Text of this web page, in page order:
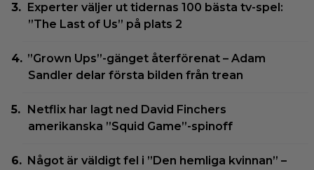
Experter väljer ut tidernas 100 bästa tv-spel:
”The Last of Us” på plats 2
”Grown Ups”-gänget återförenat – Adam
Sandler delar första bilden från trean
Netflix har lagt ned David Finchers
amerikanska ”Squid Game”-spinoff
Något är väldigt fel i ”Den hemliga kvinnan” –